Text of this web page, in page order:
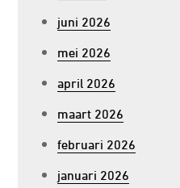
juni 2026
mei 2026
april 2026
maart 2026
februari 2026
januari 2026